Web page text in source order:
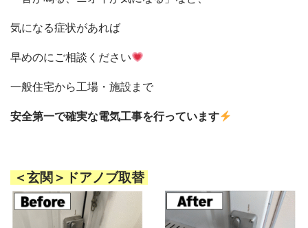
気になる症状があれば
早めのにご相談ください
一般住宅から工場・施設まで
安全第一で確実な電気工事を行っています
＜玄関＞ドアノブ取替